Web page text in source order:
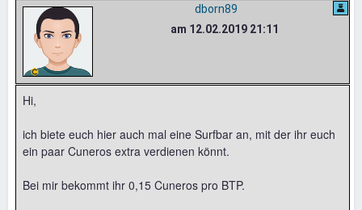
dborn89
am 12.02.2019 21:11
Hi,
ich biete euch hier auch mal eine Surfbar an, mit der ihr euch
ein paar Cuneros extra verdienen könnt.
Bei mir bekommt ihr 0,15 Cuneros pro BTP.